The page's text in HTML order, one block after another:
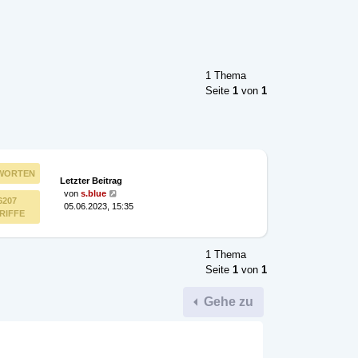
1 Thema
Seite 1 von 1
Letzter Beitrag
von s.blue
05.06.2023, 15:35
1 Thema
Seite 1 von 1
Gehe zu